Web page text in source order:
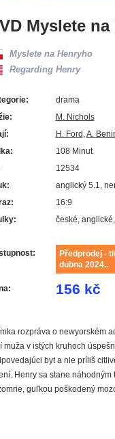
Myslete
Myslete na Henryho
Regarding Henry
drama
M. Nichols
H. Ford,A.
108 Minut
12534
anglický 5.1,
16:9
české,
Předprodej -
dubna 2024..
156 kč
rozpráva o newyorském
muža v istých kruhoch
byt a nie príliš
Henry sa stane
guľkou poškodený